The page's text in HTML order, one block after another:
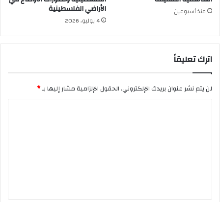
منذ أسبوعين الأراضي الفلسطينية
4 يوليو، 2026
اترك تعليقاً
لن يتم نشر عنوان بريدك الإلكتروني.الحقول الإلزامية مشار إليها بـ*